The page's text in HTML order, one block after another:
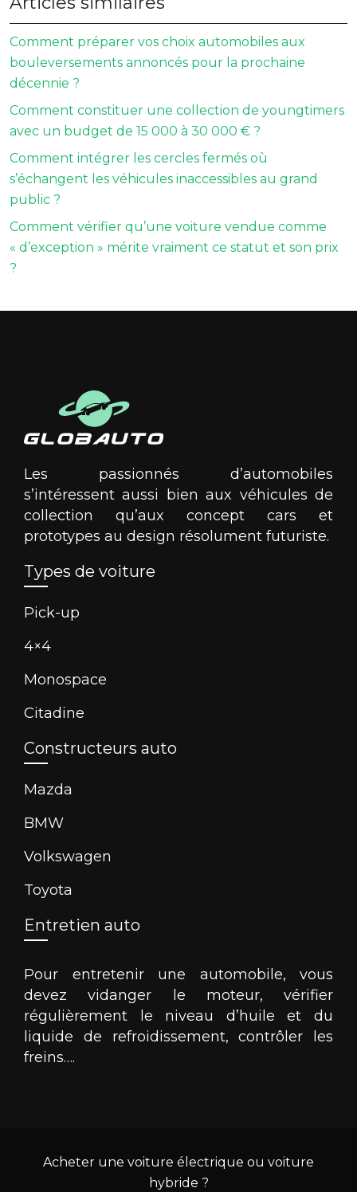
Comment préparer vos choix automobiles aux
bouleversements annoncés pour la prochaine
décennie ?
Comment constituer une collection de youngtimers
avec un budget de 15 000 à 30 000 € ?
Comment intégrer les cercles fermés où
s’échangent les véhicules inaccessibles au grand
public ?
Comment vérifier qu’une voiture vendue comme
« d’exception » mérite vraiment ce statut et son prix
?
Les passionnés d’automobiles
s’intéressent aussi bien aux véhicules de
collection qu’aux concept cars et
prototypes au design résolument futuriste.
Types de voiture
Pick-up
4×4
Monospace
Citadine
Constructeurs auto
Mazda
BMW
Volkswagen
Toyota
Entretien auto
Pour entretenir une automobile, vous
devez vidanger le moteur, vérifier
régulièrement le niveau d’huile et du
liquide de refroidissement, contrôler les
freins….
Acheter une voiture électrique ou voiture
hybride ?